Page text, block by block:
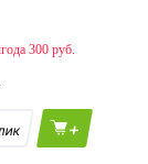
300
+